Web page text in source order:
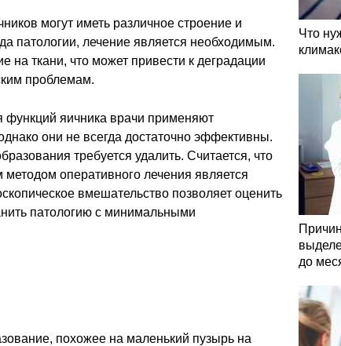
могут иметь различное строение и
патологии, лечение является необходимым.
на ткани, что может привести к деградации
проблемам.
функций яичника врачи применяют
они не всегда достаточно эффективны.
требуется удалить. Считается, что
оперативного лечения является
вмешательство позволяет оценить
патологию с минимальными
похожее на маленький пузырь на
Что
до